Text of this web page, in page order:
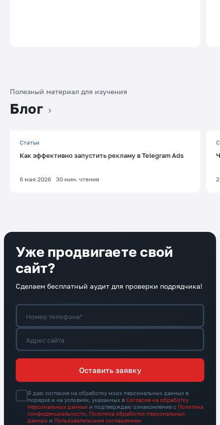
Полезный материал для изучения
Блог
Статьи
Как эффективно запустить рекламу в Telegram Ads
6 мая 2026 30 мин. чтения
Уже продвигаете свой
сайт?
Сделаем бесплатный аудит для проверки подрядчика!
Номер телефона*
Адрес сайта
Оставить заявку
Я даю согласие на обработку моих персональных данных в
порядке и на условиях, указанных в Согласие на обработку
персональных данных и подтверждаю ознакомление с Политика
конфиденциальности
Политика обработки персональных
данных и Пользовательским соглашением